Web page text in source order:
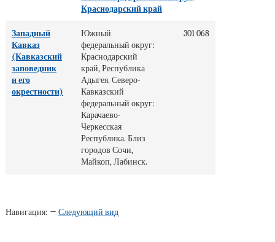
Краснодарский край
Западный
Кавказ
(Кавказский
заповедник
и его
окрестности)
Южный
федеральный округ:
Краснодарский
край, Республика
Адыгея. Северо-
Кавказский
федеральный округ:
Карачаево-
Черкесская
Республика. Близ
городов Сочи,
Майкоп, Лабинск.
301 068
Навигация: → Следующий вид